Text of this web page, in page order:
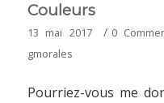
Couleurs
13 mai 2017 / 0
gmorales
Pourriez-vous me